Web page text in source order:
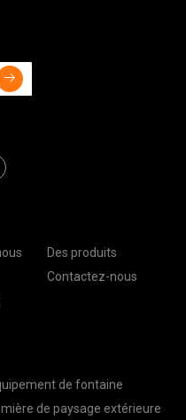
Des produits
Contactez-nous
de fontaine
de paysage extérieure